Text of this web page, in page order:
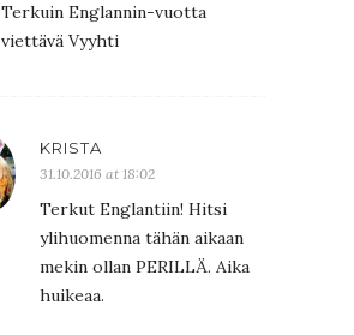
Terkuin Englannin-vuotta
viettävä Vyyhti
KRISTA
31.10.2016 at 18:02
Terkut Englantiin! Hitsi
ylihuomenna tähän aikaan
mekin ollan PERILLÄ. Aika
huikeaa.